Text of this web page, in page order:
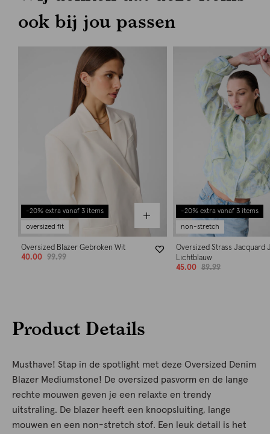
ook bij jou passen
-20% extra vanaf 3 items
oversized fit
Oversized Blazer Gebroken Wit
40.00
99.99
-20% extra vanaf 3 items
non-stretch
Oversized Strass Jacquard
Lichtblauw
45.00
89.99
Product Details
Musthave! Stap in de spotlight met deze Oversized Denim
Blazer Mediumstone! De oversized pasvorm en de lange
rechte mouwen geven je een relaxte en trendy
uitstraling. De blazer heeft een knoopsluiting, lange
mouwen en een non-stretch stof. Een leuk detail is het